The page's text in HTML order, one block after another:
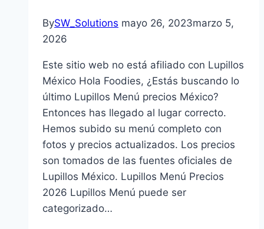
BySW_Solutions mayo 26, 2023marzo 5,
2026
Este sitio web no está afiliado con Lupillos
México Hola Foodies, ¿Estás buscando lo
último Lupillos Menú precios México?
Entonces has llegado al lugar correcto.
Hemos subido su menú completo con
fotos y precios actualizados. Los precios
son tomados de las fuentes oficiales de
Lupillos México. Lupillos Menú Precios
2026 Lupillos Menú puede ser
categorizado…